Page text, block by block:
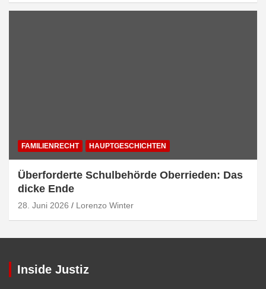
FAMILIENRECHT HAUPTGESCHICHTEN
Überforderte Schulbehörde Oberrieden: Das
dicke Ende
28. Juni 2026 Lorenzo Winter
Inside Justiz